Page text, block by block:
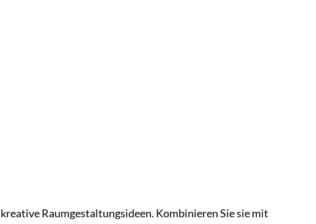
Raumgestaltungsideen. Kombinieren Sie sie mit